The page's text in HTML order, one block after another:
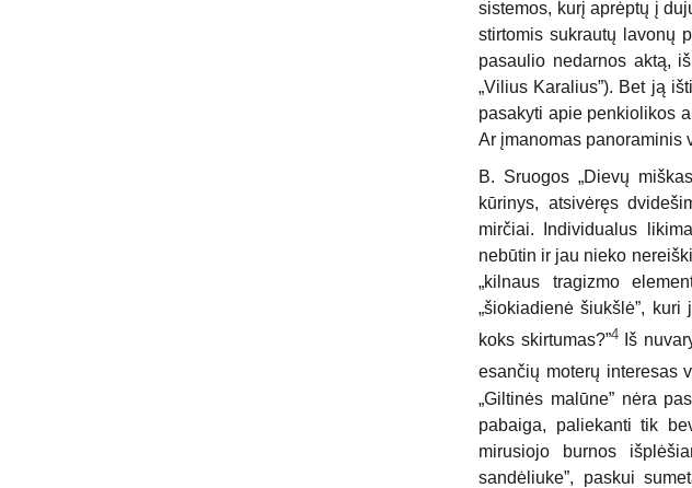
sistemos, kurį aprėptų į
stirtomis sukrautų lavonų
pasaulio nedarnos aktą,
„Vilius Karalius”). Bet ją
pasakyti apie penkiolikos
Ar įmanomas panoraminis
B. Sruogos „Dievų
kūrinys, atsivėręs
mirčiai. Individualus
nebūtin ir jau nieko
„kilnaus tragizmo
„šiokiadienė šiukšlė”,
koks skirtumas?”4Iš
esančių moterų interesas
„Giltinės malūne” nėra
pabaiga, paliekanti tik
mirusiojo burnos
sandėliuke”, paskui